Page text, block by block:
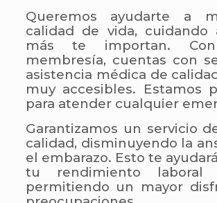
Queremos ayudarte a
calidad de vida, cuidando
más te importan.
membresía, cuentas con
asistencia médica de
muy accesibles. Estamos
para atender cualquier
Garantizamos un servicio
calidad, disminuyendo la
el embarazo. Esto te
tu rendimiento laboral
permitiendo un mayor